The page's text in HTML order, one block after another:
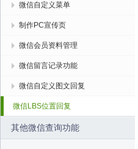
微信自定义菜单
制作PC宣传页
微信会员资料管理
微信留言记录功能
微信自定义图文回复
微信LBS位置回复
其他微信查询功能